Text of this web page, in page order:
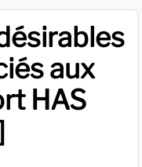
aux
HAS